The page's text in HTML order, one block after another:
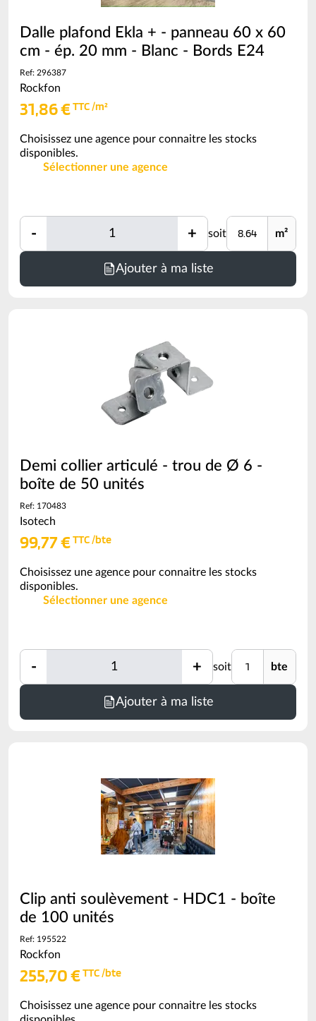
Dalle plafond Ekla + - panneau 60 x 60
cm - ép. 20 mm - Blanc - Bords E24
Ref: 296387
Rockfon
31,86 €TTC /m²
Choisissez une agence pour connaitre les stocks
disponibles.
Sélectionner une agence
- Quantité + soit Unité m²
Ajouter à ma liste
Minimum
Demi collier articulé - trou de Ø 6 -
boîte de 50 unités
Ref: 170483
Isotech
99,77 €TTC /bte
Choisissez une agence pour connaitre les stocks
disponibles.
Sélectionner une agence
- Quantité + soit Unité bte
Ajouter à ma liste
Clip anti soulèvement - HDC1 - boîte
de 100 unités
Ref: 195522
Rockfon
255,70 €TTC /bte
Choisissez une agence pour connaitre les stocks